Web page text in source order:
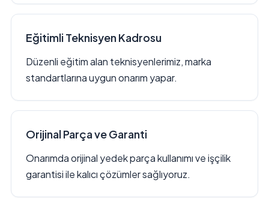
Eğitimli Teknisyen Kadrosu
Düzenli eğitim alan teknisyenlerimiz, marka
standartlarına uygun onarım yapar.
Orijinal Parça ve Garanti
Onarımda orijinal yedek parça kullanımı ve işçilik
garantisi ile kalıcı çözümler sağlıyoruz.